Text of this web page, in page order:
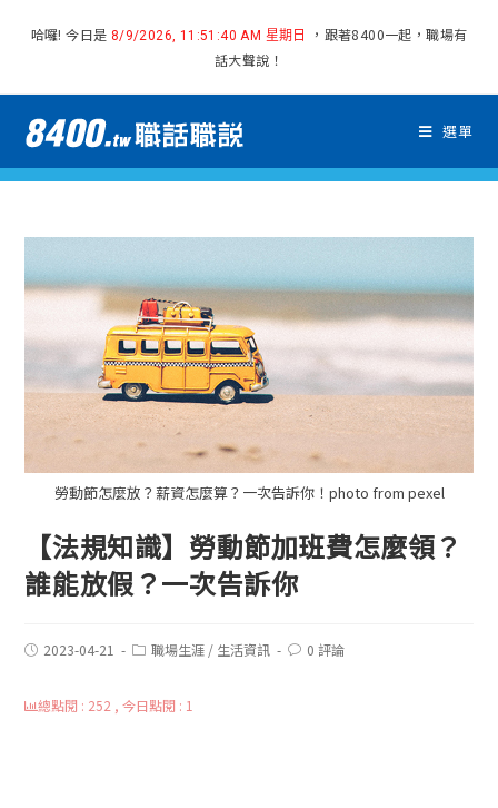
哈囉! 今日是 8/9/2026, 11:51:41 AM 星期日
，跟著8400一起，職場有
話大聲說！
選單
勞動節怎麼放？薪資怎麼算？一次告訴你！photo from pexel
【法規知識】勞動節加班費怎麼領？
誰能放假？一次告訴你
2023-04-21 職場生涯 / 生活資訊 0 評論
總點閱 : 252 , 今日點閱 : 1